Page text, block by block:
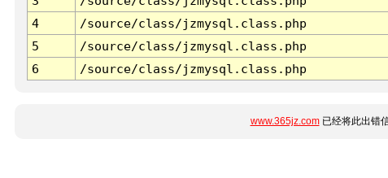
4
/source/class/jzmysql.class.php
5
/source/class/jzmysql.class.php
6
/source/class/jzmysql.class.php
www.365jz.com已经将此出错